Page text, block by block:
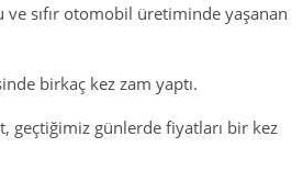
sıfır otomobil üretiminde yaşanan
birkaç kez zam yaptı.
geçtiğimiz günlerde fiyatları bir kez